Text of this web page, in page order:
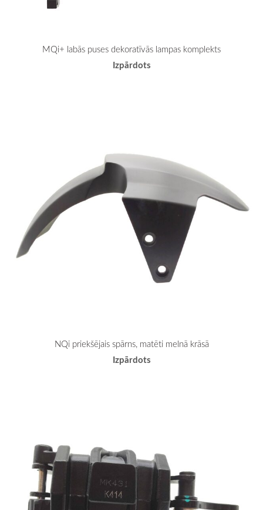
MQi+ labās puses dekoratīvās lampas komplekts
Izpārdots
NQi priekšējais spārns, matēti melnā krāsā
Izpārdots